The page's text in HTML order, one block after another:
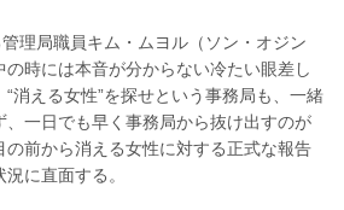
理局職員キム・ムヨル（ソン・オジン
時には本音が分からない冷たい眼差し
消える女性”を探せという事務局も、一緒
、一日でも早く事務局から抜け出すのが
の前から消える女性に対する正式な報告
に直面する。